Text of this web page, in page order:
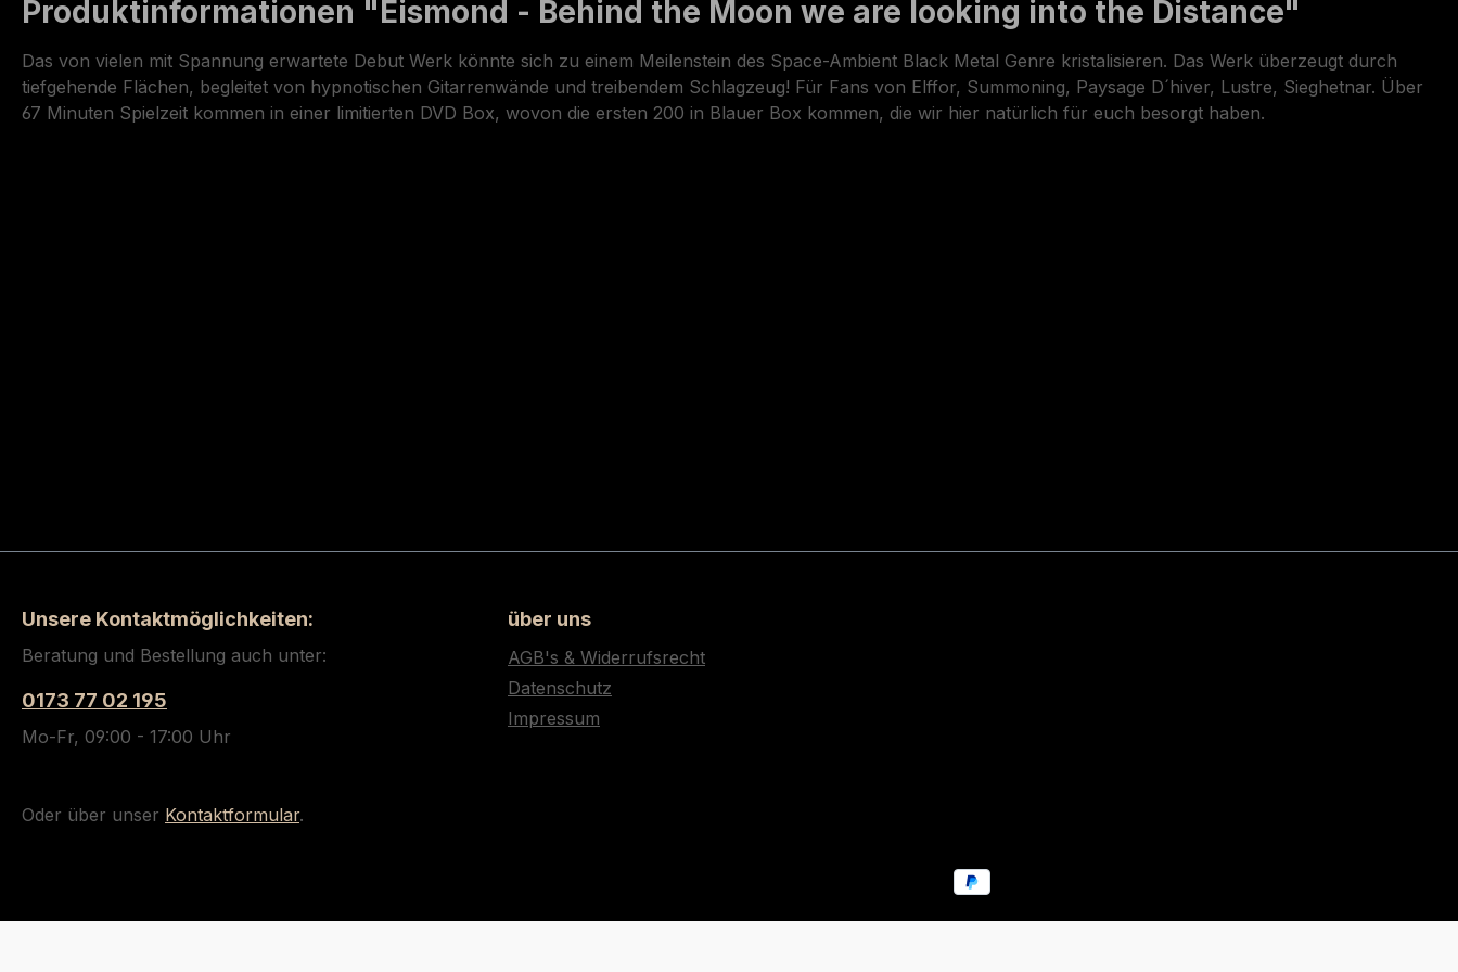
Produktinformationen "Eismond - Behind the Moon we are looking into the Distance"
Das von vielen mit Spannung erwartete Debut Werk könnte sich zu einem Meilenstein des Space-Ambient Black Metal Genre kristalisieren. Das Werk überzeugt durch
tiefgehende Flächen, begleitet von hypnotischen Gitarrenwände und treibendem Schlagzeug! Für Fans von Elffor, Summoning, Paysage D´hiver, Lustre, Sieghetnar. Über
67 Minuten Spielzeit kommen in einer limitierten DVD Box, wovon die ersten 200 in Blauer Box kommen, die wir hier natürlich für euch besorgt haben.
Unsere Kontaktmöglichkeiten:
Beratung und Bestellung auch unter:
0173 77 02 195
Mo-Fr, 09:00 - 17:00 Uhr
Oder über unser Kontaktformular.
über uns
AGB's & Widerrufsrecht
Datenschutz
Impressum